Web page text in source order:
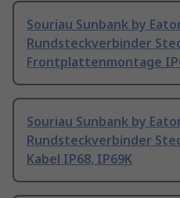
Souriau Sunbank by
Rundsteckverbinder
Frontplattenmontage
Souriau Sunbank by
Rundsteckverbinder
Kabel IP68, IP69K